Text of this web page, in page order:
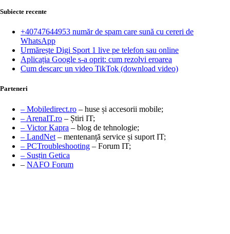
Subiecte recente
+40747644953 număr de spam care sună cu cereri de
WhatsApp
Urmărește Digi Sport 1 live pe telefon sau online
Aplicația Google s-a oprit: cum rezolvi eroarea
Cum descarc un video TikTok (download video)
Parteneri
– Mobiledirect.ro – huse și accesorii mobile;
– ArenaIT.ro – Știri IT;
– Victor Kapra – blog de tehnologie;
– LandNet – mentenanță service și suport IT;
– PCTroubleshooting – Forum IT;
– Susțin Getica
– NAFO Forum